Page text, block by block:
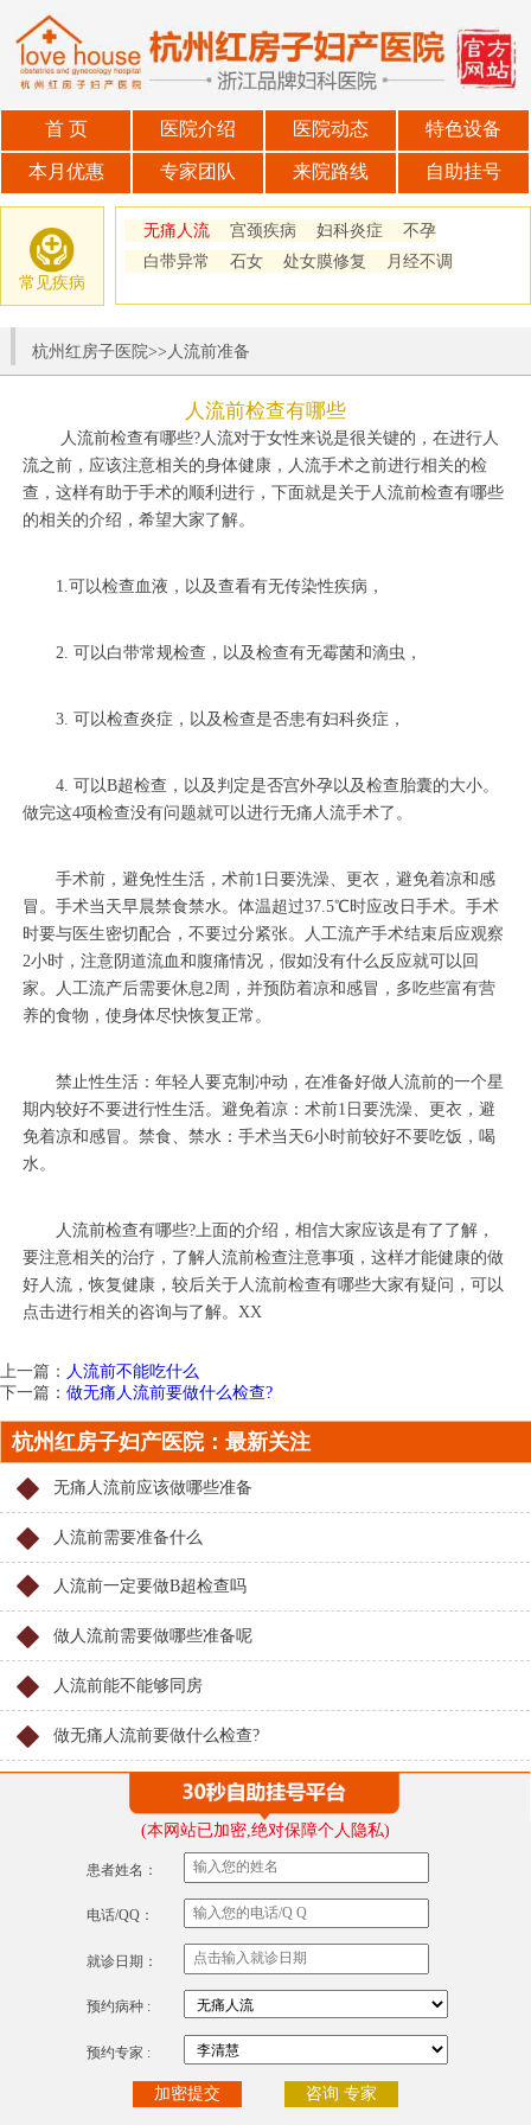
首 页 医院介绍 医院动态 特色设备
本月优惠 专家团队 来院路线 自助挂号
常见疾病
无痛人流 宫颈疾病 妇科炎症
不孕
白带异常
石女 处女膜修复 月经不调
杭州红房子医院>> 人流前准备
人流前检查有哪些
人流前检查有哪些?人流对于女性来说是很关键的，在进行人
流之前，应该注意相关的身体健康，人流手术之前进行相关的检
查，这样有助于手术的顺利进行，下面就是关于人流前检查有哪些
的相关的介绍，希望大家了解。
1.可以检查血液，以及查看有无传染性疾病，
2. 可以白带常规检查，以及检查有无霉菌和滴虫，
3. 可以检查炎症，以及检查是否患有妇科炎症，
4. 可以B超检查，以及判定是否宫外孕以及检查胎囊的大小。
做完这4项检查没有问题就可以进行无痛人流手术了。
手术前，避免性生活，术前1日要洗澡、更衣，避免着凉和感
冒。手术当天早晨禁食禁水。体温超过37.5℃时应改日手术。手术
时要与医生密切配合，不要过分紧张。人工流产手术结束后应观察
2小时，注意阴道流血和腹痛情况，假如没有什么反应就可以回
家。人工流产后需要休息2周，并预防着凉和感冒，多吃些富有营
养的食物，使身体尽快恢复正常。
禁止性生活：年轻人要克制冲动，在准备好做人流前的一个星
期内较好不要进行性生活。避免着凉：术前1日要洗澡、更衣，避
免着凉和感冒。禁食、禁水：手术当天6小时前较好不要吃饭，喝
水。
人流前检查有哪些?上面的介绍，相信大家应该是有了了解，
要注意相关的治疗，了解人流前检查注意事项，这样才能健康的做
好人流，恢复健康，较后关于人流前检查有哪些大家有疑问，可以
点击进行相关的咨询与了解。XX
上一篇： 人流前不能吃什么
下一篇： 做无痛人流前要做什么检查?
杭州红房子妇产医院：最新关注
无痛人流前应该做哪些准备
人流前需要准备什么
人流前一定要做B超检查吗
做人流前需要做哪些准备呢
人流前能不能够同房
做无痛人流前要做什么检查?
(本网站已加密,绝对保障个人隐私)
患者姓名：
电话/QQ：
就诊日期：
预约病种 :
预约专家 :
咨询 专家